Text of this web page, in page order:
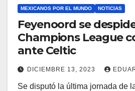
MEXICANOS POR EL MUNDO NOTICIAS
Feyenoord se
Champions League
ante Celtic
DICIEMBRE 13, 2023
Se disputó la última jornada de